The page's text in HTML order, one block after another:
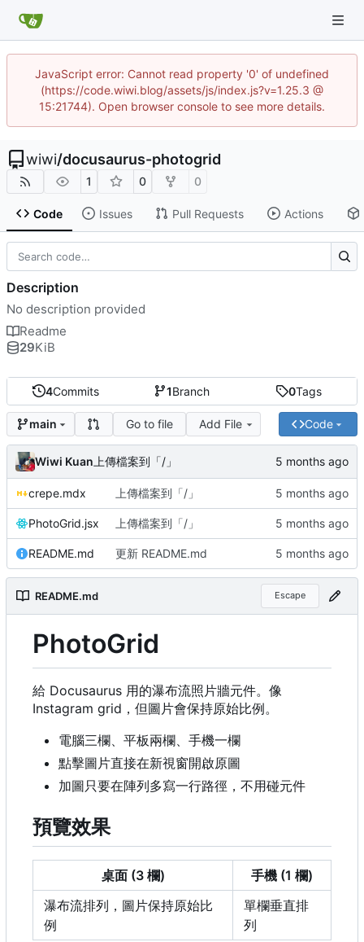
JavaScript error: Cannot read property '0' of undefined
(https://code.wiwi.blog/assets/js/index.js?v=1.25.3 @
15:21744). Open browser console to see more details.
wiwi/docusaurus-photogrid
1 0 0
Code Issues Pull Requests Actions
4Commits 1Branch 0Tags
main Go to file Add File Code
Wiwi Kuan 上傳檔案到「/」
crepe.mdx 上傳檔案到「/」
PhotoGrid.jsx 上傳檔案到「/」
README.md 更新 README.md
README.md Escape
PhotoGrid
給 Docusaurus 用的瀑布流照片牆元件。像
Instagram grid ， 但圖片會保持原始比例。
電腦三欄、平板兩欄、手機一欄
點擊圖片直接在新視窗開啟原圖
加圖只要在陣列多寫一行路徑，不用碰元件
預覽效果
桌面 (3 欄)
手機 (1 欄)
瀑布流排列，圖片保持原始比
例
單欄垂直排
列
Description
No description provided
Readme
29KiB